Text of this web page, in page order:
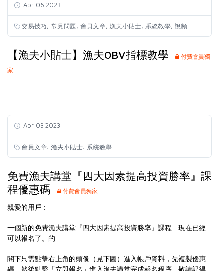
Apr 06 2023
交易技巧 常見問題 會員文章 漁夫小貼士 系統教學 視頻
【漁夫小貼士】漁夫OBV指標教學
付費會員獨
家
Apr 03 2023
會員文章, 漁夫小貼士, 系統教學
免費漁夫講堂『四大因素提高投資勝率』課
程優惠碼
付費會員獨家
親愛的用戶：
一個新的免費漁夫講堂『四大因素提高投資勝率』課程，現在已經
可以報名了。的
閣下只需點擊右上角的頭像（見下圖）進入帳戶資料，先複製優惠
碼，然後點擊「立即報名」進入漁夫講堂完成報名程序。敬請記得